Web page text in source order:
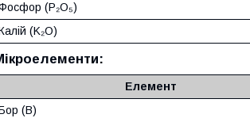
(P₂O₅)
(K₂O)
Елемент
(B)